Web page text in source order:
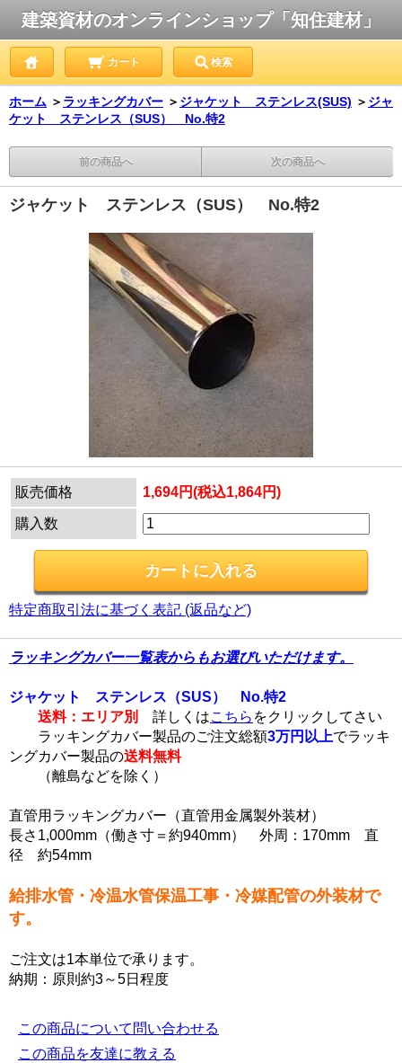
建築資材のオンラインショップ「知住建材」
カート 検索
ホーム ＞ ラッキングカバー ＞ ジャケット ステンレス(SUS) ＞ ジャ
ケット ステンレス（SUS） No.特2
前の商品へ 次の商品へ
ジャケット ステンレス（SUS） No.特2
販売価格 1,694円(税込1,864円)
購入数
特定商取引法に基づく表記 (返品など)
ラッキングカバー一覧表からもお選びいただけます。
ジャケット ステンレス（SUS） No.特2
送料：エリア別
詳しくはこちら をクリックしてさい
ラッキングカバー製品のご注文総額3万円以上でラッキ
ングカバー製品の送料無料
（離島などを除く）
直管用ラッキングカバー（直管用金属製外装材）
長さ1,000mm（働き寸＝約940mm） 外周：170mm 直
径 約54mm
給排水管・冷温水管保温工事・冷媒配管の外装材で
す。
ご注文は1本単位で承ります。
納期：原則約3～5日程度
この商品について問い合わせる
この商品を友達に教える